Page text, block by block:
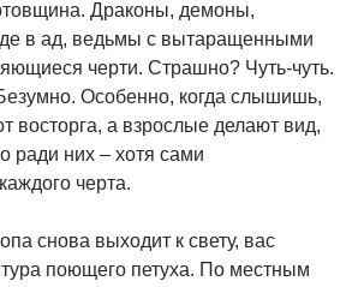
Драконы, демоны,
в ад, ведьмы с вытаращенными
черти. Страшно? Чуть-чуть.
Особенно, когда слышишь,
восторга, а взрослые делают вид,
ради них – хотя сами
черта.
снова выходит к свету, вас
поющего петуха. По местным